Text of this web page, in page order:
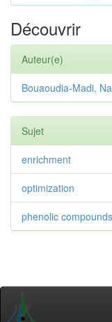
Découvrir
Auteur(e)
Bouaoudia-Madi,
Sujet
enrichment
optimization
phenolic compounds